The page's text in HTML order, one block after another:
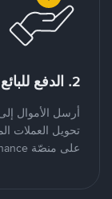
2. الدفع للبائع
أرسل الأموال
تحويل العملات
على منصّة Binance من شخص لشخص.